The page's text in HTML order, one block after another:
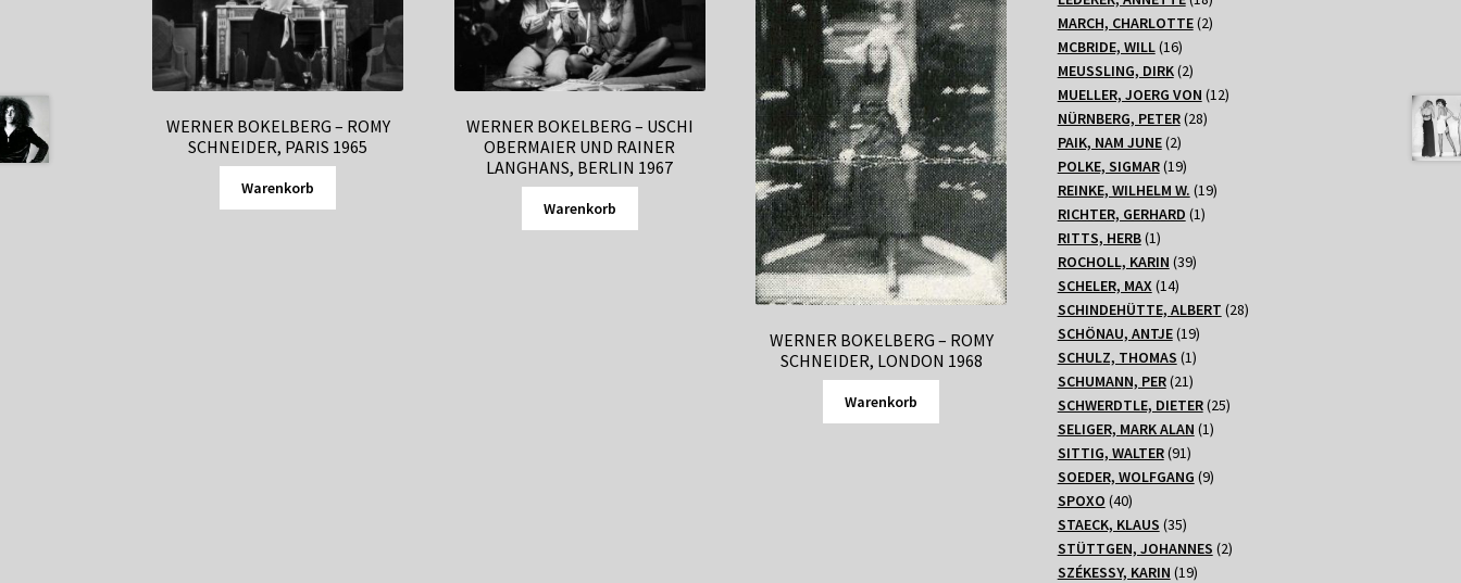
WERNER BOKELBERG – ROMY
SCHNEIDER, PARIS 1965
Warenkorb
WERNER BOKELBERG – USCHI
OBERMAIER UND RAINER
LANGHANS, BERLIN 1967
Warenkorb
WERNER BOKELBERG – ROMY
SCHNEIDER, LONDON 1968
Warenkorb
Produkte
MARCH, CHARLOTTE 22
MCBRIDE, WILL 1616
Produkte
MEUSSLING, DIRK 22
Produkte
MUELLER, JOERG VON 1212
NÜRNBERG, PETER 2828
PAIK, NAM JUNE 22
Produkte
POLKE, SIGMAR 1919
Produkte
REINKE, WILHELM W. 1919
RICHTER, GERHARD 11
RITTS, HERB 11
Produkt
ROCHOLL, KARIN 3939
SCHELER, MAX 1414
Produkte
SCHINDEHÜTTE, ALBERT 2828
SCHÖNAU, ANTJE 1919
Produkte
SCHULZ, THOMAS 11
Produkt
SCHUMANN, PER 2121
Produkte
SCHWERDTLE, DIETER 2525
SELIGER, MARK ALAN 11
SITTIG, WALTER 9191
Produkte
SOEDER, WOLFGANG 99
SPOXO 4040
Produkte
STAECK, KLAUS 3535
Produkte
STÜTTGEN, JOHANNES 22
SZÉKESSY, KARIN 1919